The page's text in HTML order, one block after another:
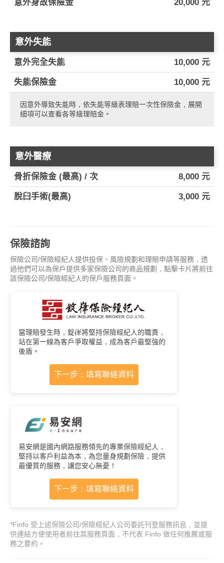
意外身故保險金 20,000 元
意外失能
意外完全失能 10,000 元
失能保險金 10,000 元
因意外導致失能時，依失能等級表理賠一次性保險金，展開
細項可以查看各等級理賠金。
意外醫療
骨折保險金 (最高) / 次 8,000 元
脫臼手術(最高) 3,000 元
保險諮詢
保險公司/保險經紀人提供投保、風險規劃和理賠申請等服務，透
過他們可以為保戶提供多家保險公司的商品規劃，點擊卡片將前往
該保險公司/保險經紀人的保戶服務頁面。
當理賠發生時，錠嵂將堅持保險經紀人的職責，
站在第一線為客戶爭取權益，成為客戶最堅強的
後盾。
下一步：填寫聯絡資料
易安網是國內網路服務領先的專業保險經紀人，
堅持以客戶利益為本，為您量身規劃保險，提供
最優質的服務，讓您安心無憂！
下一步：填寫聯絡資料
*Finfo 受上述保險公司/保險經紀人公司委託刊登服務訊息，並提
供連結方便使用者前往其服務頁面，不代表 Finfo 做任何推薦或服
務之要約。